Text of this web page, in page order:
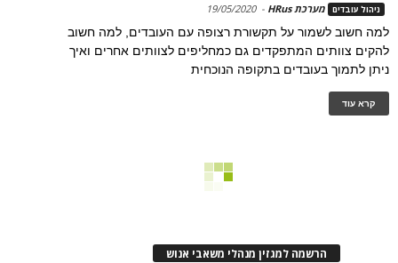
ניהול עובדים מערכת HRus -
19/05/2020
למה חשוב לשמור על תקשורת רצופה עם העובדים, למה חשוב
להקים צוותים המתפקדים גם כמחליפים לצוותים אחרים ואיך
ניתן לתמוך בעובדים בתקופה הנוכחית
קרא עוד
הרשמה למגזין מנהלי משאבי אנוש